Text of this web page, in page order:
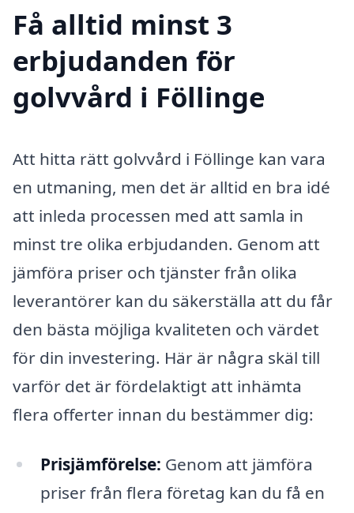
Få alltid minst 3
erbjudanden för
golvvård i Föllinge
Att hitta rätt golvvård i Föllinge kan vara
en utmaning, men det är alltid en bra idé
att inleda processen med att samla in
minst tre olika erbjudanden. Genom att
jämföra priser och tjänster från olika
leverantörer kan du säkerställa att du får
den bästa möjliga kvaliteten och värdet
för din investering. Här är några skäl till
varför det är fördelaktigt att inhämta
flera offerter innan du bestämmer dig:
Prisjämförelse: Genom att jämföra
priser från flera företag kan du få en